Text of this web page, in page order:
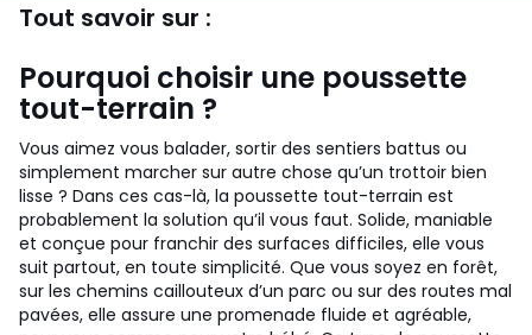
Tout savoir sur :
Pourquoi choisir une poussette
tout-terrain ?
Vous aimez vous balader, sortir des sentiers battus ou
simplement marcher sur autre chose qu’un trottoir bien
lisse ? Dans ces cas-là, la poussette tout-terrain est
probablement la solution qu’il vous faut. Solide, maniable
et conçue pour franchir des surfaces difficiles, elle vous
suit partout, en toute simplicité. Que vous soyez en forêt,
sur les chemins caillouteux d’un parc ou sur des routes mal
pavées, elle assure une promenade fluide et agréable,